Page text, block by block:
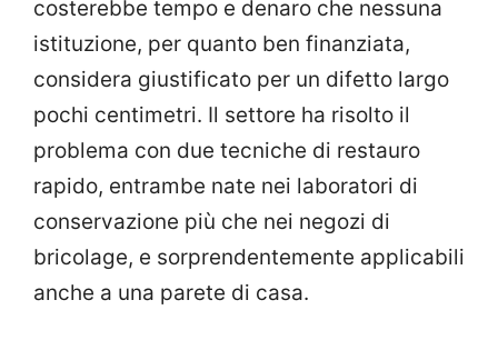
costerebbe tempo e denaro che nessuna
istituzione, per quanto ben finanziata,
considera giustificato per un difetto largo
pochi centimetri. Il settore ha risolto il
problema con due tecniche di restauro
rapido, entrambe nate nei laboratori di
conservazione più che nei negozi di
bricolage, e sorprendentemente applicabili
anche a una parete di casa.